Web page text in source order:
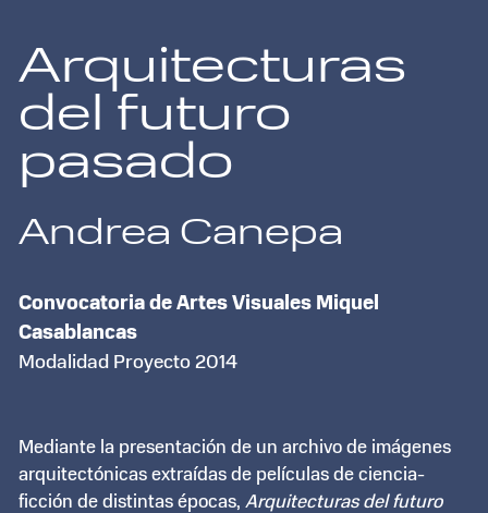
Arquitecturas
del futuro
pasado
Andrea Canepa
Convocatoria de Artes Visuales Miquel
Casablancas
Modalidad Proyecto 2014
Mediante la presentación de un archivo de imágenes
arquitectónicas extraídas de películas de ciencia-
ficción de distintas épocas,Arquitecturas del futuro